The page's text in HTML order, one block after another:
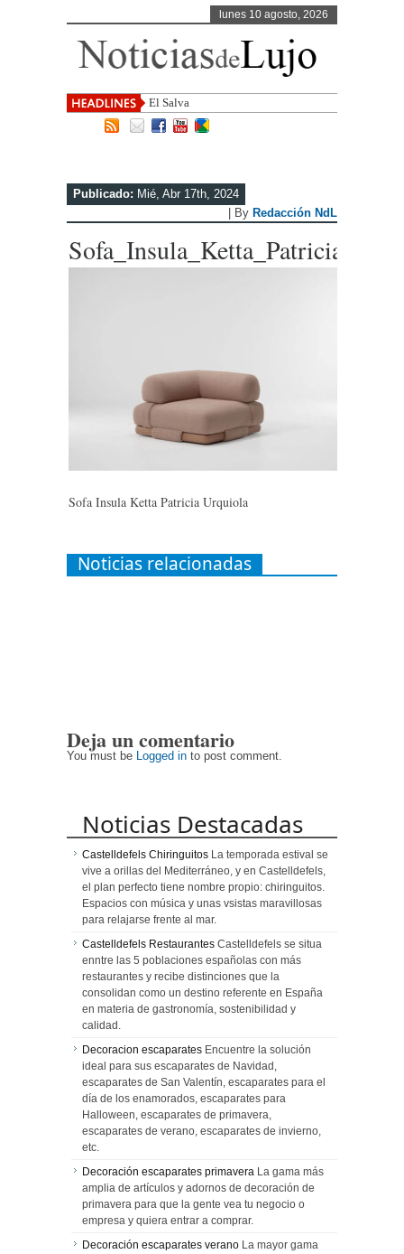
lunes 10 agosto, 2026
El Salvador, uno de los d
Publicado: Mié, Abr 17th, 2024
| By Redacción NdL
Sofa Insula Ketta Patricia Urquiola
Noticias relacionadas
Deja un comentario
You must be Logged in to post comment.
Noticias Destacadas
Castelldefels Chiringuitos La temporada estival se
vive a orillas del Mediterráneo, y en Castelldefels,
el plan perfecto tiene nombre propio: chiringuitos.
Espacios con música y unas vsistas maravillosas
para relajarse frente al mar.
Castelldefels Restaurantes Castelldefels se situa
enntre las 5 poblaciones españolas con más
restaurantes y recibe distinciones que la
consolidan como un destino referente en España
en materia de gastronomía, sostenibilidad y
calidad.
Decoracion escaparates Encuentre la solución
ideal para sus escaparates de Navidad,
escaparates de San Valentín, escaparates para el
día de los enamorados, escaparates para
Halloween, escaparates de primavera,
escaparates de verano, escaparates de invierno,
etc.
Decoración escaparates primavera La gama más
amplia de artículos y adornos de decoración de
primavera para que la gente vea tu negocio o
empresa y quiera entrar a comprar.
Decoración escaparates verano La mayor gama